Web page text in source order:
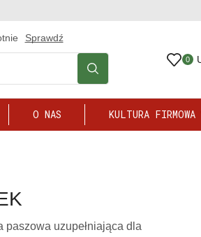
Sprawdź
0
O NAS KULTURA
paszowa uzupełniająca dla